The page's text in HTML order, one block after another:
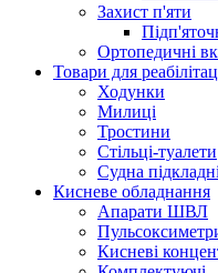
Захист п'яти
Ортопедичні
Товари для
Ходунки
Милиці
Тростини
Стільці-туалети
Судна
Кисневе обладнання
Апарати ШВЛ
Кисневі